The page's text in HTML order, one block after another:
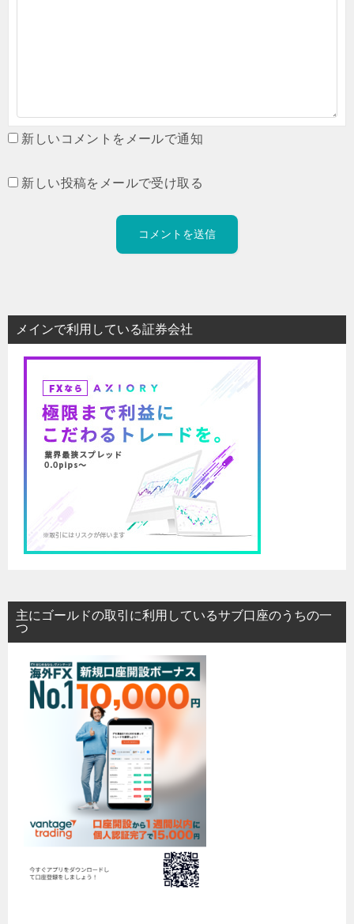
新しいコメントをメールで通知
新しい投稿をメールで受け取る
メインで利用している証券会社
主にゴールドの取引に利用しているサブ口座のうちの一
つ